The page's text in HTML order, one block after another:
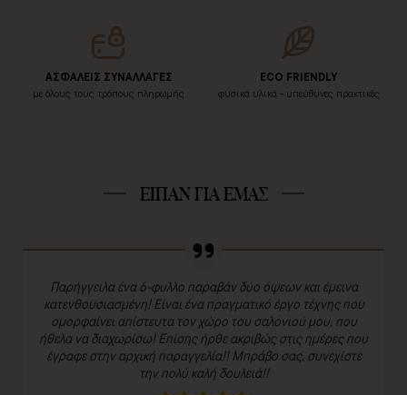
ΑΣΦΑΛΕΙΣ ΣΥΝΑΛΛΑΓΕΣ
με όλους τους τρόπους πληρωμής
ECO FRIENDLY
φυσικά υλικά - υπεύθυνες πρακτικές
ΕΙΠΑΝ ΓΙΑ ΕΜΑΣ
Παρήγγειλα ένα 6-φυλλο παραβάν δύο όψεων και έμεινα
κατενθουσιασμένη! Είναι ένα πραγματικό έργο τέχνης που
ομορφαίνει απίστευτα τον χώρο του σαλονιού μου, που
ήθελα να διαχωρίσω! Επίσης ήρθε ακριβώς στις ημέρες που
έγραφε στην αρχική παραγγελία!! Μπράβο σας, συνεχίστε
την πολύ καλή δουλειά!!